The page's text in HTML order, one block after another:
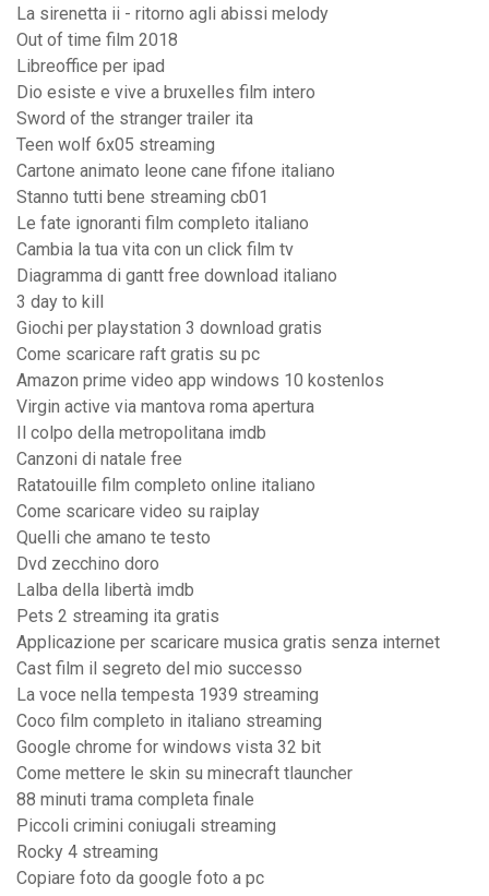
La sirenetta ii - ritorno agli abissi melody
Out of time film 2018
Libreoffice per ipad
Dio esiste e vive a bruxelles film intero
Sword of the stranger trailer ita
Teen wolf 6x05 streaming
Cartone animato leone cane fifone italiano
Stanno tutti bene streaming cb01
Le fate ignoranti film completo italiano
Cambia la tua vita con un click film tv
Diagramma di gantt free download italiano
3 day to kill
Giochi per playstation 3 download gratis
Come scaricare raft gratis su pc
Amazon prime video app windows 10 kostenlos
Virgin active via mantova roma apertura
Il colpo della metropolitana imdb
Canzoni di natale free
Ratatouille film completo online italiano
Come scaricare video su raiplay
Quelli che amano te testo
Dvd zecchino doro
Lalba della libertà imdb
Pets 2 streaming ita gratis
Applicazione per scaricare musica gratis senza internet
Cast film il segreto del mio successo
La voce nella tempesta 1939 streaming
Coco film completo in italiano streaming
Google chrome for windows vista 32 bit
Come mettere le skin su minecraft tlauncher
88 minuti trama completa finale
Piccoli crimini coniugali streaming
Rocky 4 streaming
Copiare foto da google foto a pc